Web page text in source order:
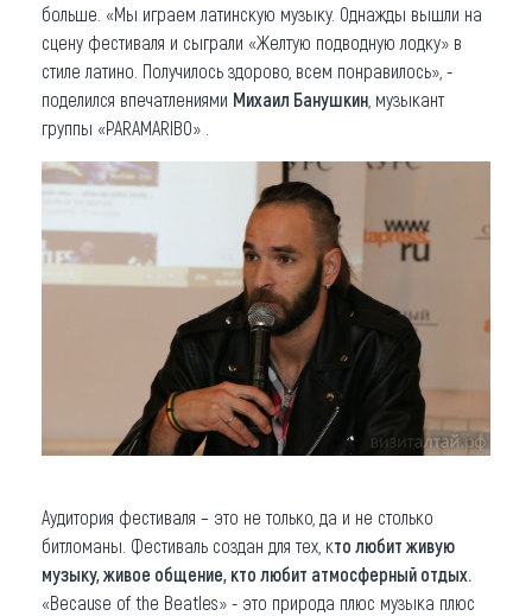
больше. «Мы играем латинскую музыку. Однажды вышли на
сцену фестиваля и сыграли «Желтую подводную лодку» в
стиле латино. Получилось здорово, всем понравилось», -
поделился впечатлениями Михаил Банушкин , музыкант
группы «PARAMARIBO» .
Аудитория фестиваля – это не только, да и не столько
битломаны. Фестиваль создан для тех, кто любит живую
музыку, живое общение, кто любит атмосферный отдых.
«Because of the Beatles» - это природа плюс музыка плюс